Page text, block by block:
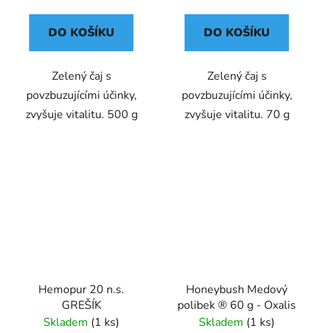
DO KOŠÍKU
Zelený čaj s
povzbuzujícími účinky,
zvyšuje vitalitu. 500 g
DO KOŠÍKU
Zelený čaj s
povzbuzujícími účinky,
zvyšuje vitalitu. 70 g
Hemopur 20 n.s.
GREŠÍK
Skladem (1 ks)
Honeybush Medový
polibek ® 60 g - Oxalis
Skladem (1 ks)